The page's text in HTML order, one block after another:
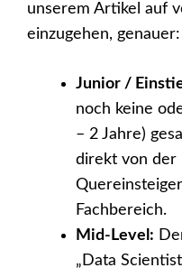
unserem Artikel auf
einzugehen, genauer:
Junior /
noch keine
– 2 Jahre)
direkt von der
Fachbereich.
Mid-Level:
„Data